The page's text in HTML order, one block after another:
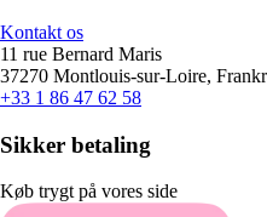
Kontakt os
11 rue Bernard Maris
37270 Montlouis-sur-Loire,
+33 1 86 47 62 58
Sikker betaling
Køb trygt på vores side